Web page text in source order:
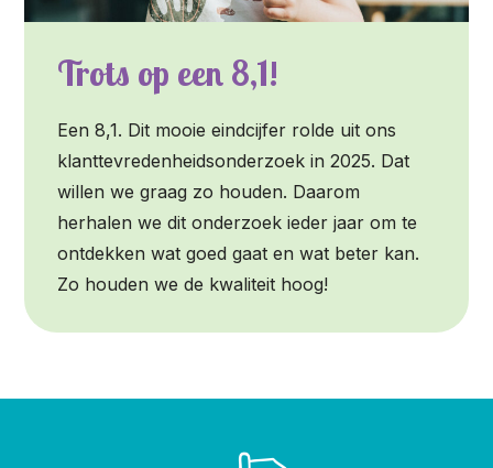
Trots op een 8,1!
Een 8,1. Dit mooie eindcijfer rolde uit ons
klanttevredenheidsonderzoek in 2025. Dat
willen we graag zo houden. Daarom
herhalen we dit onderzoek ieder jaar om te
ontdekken wat goed gaat en wat beter kan.
Zo houden we de kwaliteit hoog!